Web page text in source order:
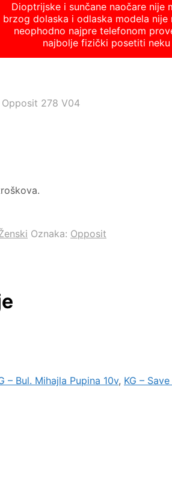
Dioptrijske i sunčane naočare nije
brzog dolaska i odlaska modela
neophodno najpre telefonom
najbolje fizički posetiti
Opposit 278 V04
Oznaka: Opposit
– Bul. Mihajla Pupina 10v, KG –